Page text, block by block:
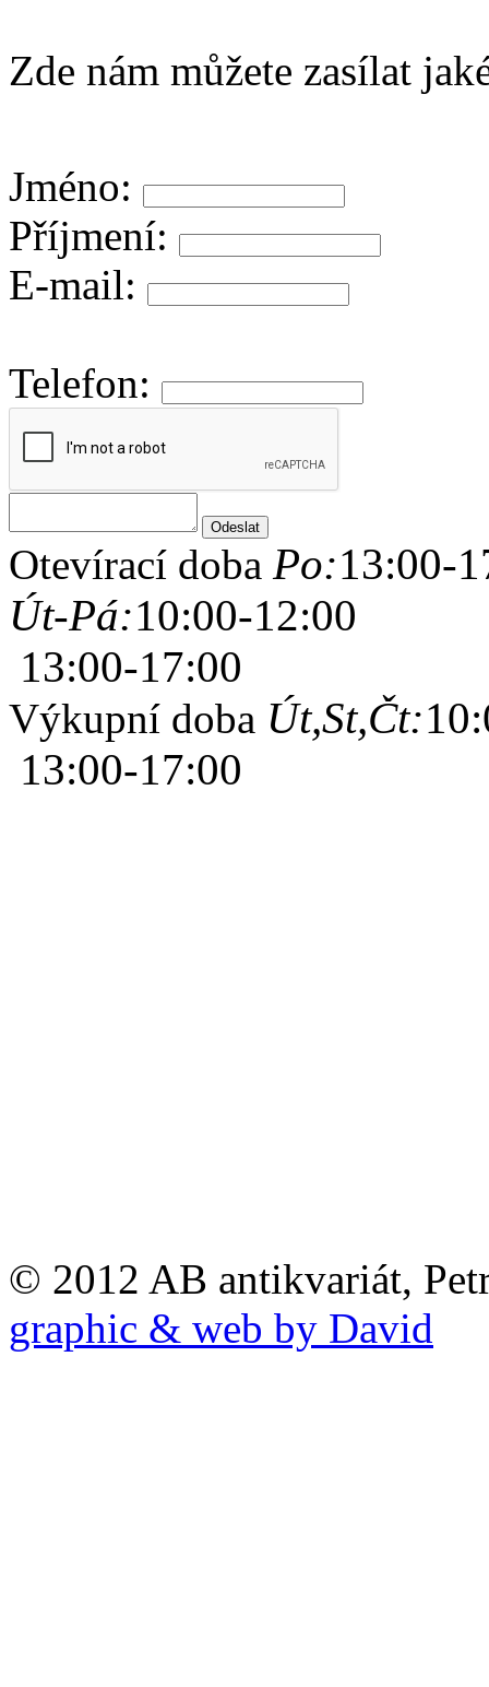
Zde nám můžete zasílat
Jméno:
Příjmení:
E-mail:
Telefon:
Otevírací doba Po:13:00-
Út-Pá:10:00-12:00
13:00-17:00
Výkupní doba Út,St,Čt:
13:00-17:00
© 2012 AB antikvariát,
graphic & web by David